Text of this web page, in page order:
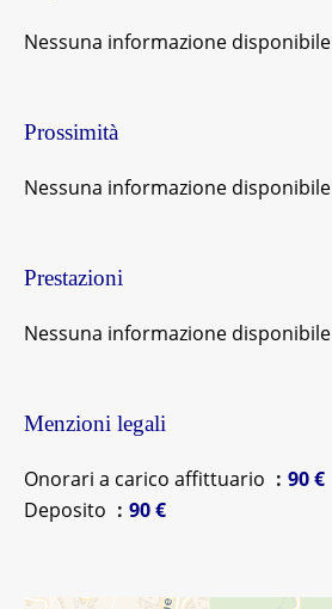
Nessuna informazione disponibile
Prossimità
Nessuna informazione disponibile
Prestazioni
Nessuna informazione disponibile
Menzioni legali
Onorari a carico affittuario
90 €
Deposito
90 €